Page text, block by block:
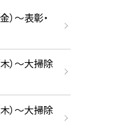
）～表彰・
）～大掃除
）～大掃除